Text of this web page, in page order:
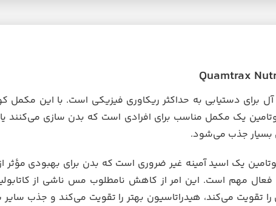
یک مکمل غذایی ایده آل برای دستیابی به حداکثر ریکاوری فیزیکی است. با
یک مکمل مناسب برای افرادی است که بدن سازی می‌کنند
بسیار جذب می‌شود.
یک اسید آمینه غیر ضروری است که بدن برای بهبودی مؤثر
فعال مهم است. این امر از کاهش نامطلوب مس ناشی از
تقویت می‌کند، هیدراتاسیون بهتر را تقویت می‌کند و جذب سایر